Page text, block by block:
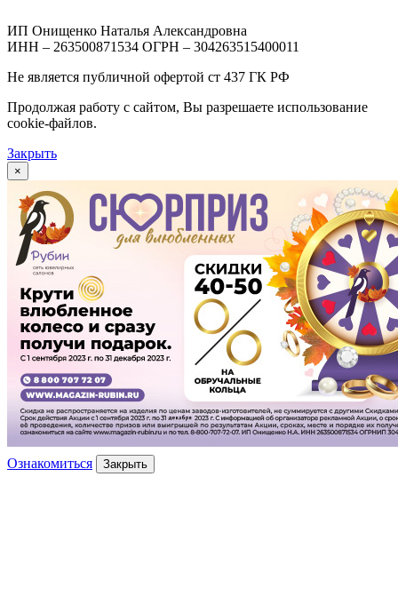
ИП Онищенко Наталья Александровна
ИНН – 263500871534 ОГРН – 304263515400011
Не является публичной офертой ст 437 ГК РФ
Продолжая работу с сайтом, Вы разрешаете использование
cookie-файлов.
Закрыть
×
Ознакомиться Закрыть